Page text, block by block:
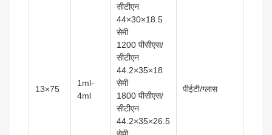
13×75
1ml-
4ml
सीटीएन
44×30×18.5
सेमी
1200 पीसीएस/
सीटीएन
44.2×35×18
सेमी
1800 पीसीएस/
सीटीएन
44.2×35×26.5
पीईटी/ग्लास